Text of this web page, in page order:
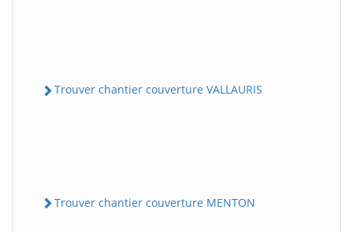
Trouver chantier couverture VALLAURIS
Trouver chantier couverture MENTON